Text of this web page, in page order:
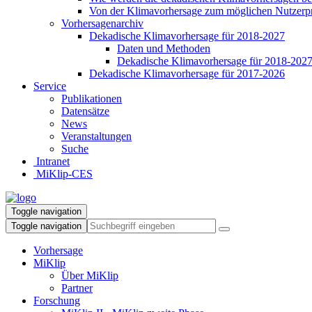
Von der Klimavorhersage zum möglichen
Vorhersagenarchiv
Dekadische Klimavorhersage für 2018-2027
Daten und Methoden
Dekadische Klimavorhersage für 2018-2027
Dekadische Klimavorhersage für 2017-2026
Service
Publikationen
Datensätze
News
Veranstaltungen
Suche
Intranet
MiKlip-CES
Toggle navigation
Toggle navigation
Vorhersage
MiKlip
Über MiKlip
Partner
Forschung